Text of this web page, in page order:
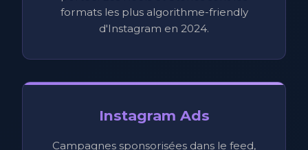
formats les plus algorithme-friendly
d'Instagram en 2024.
Instagram Ads
Campagnes sponsorisées dans le feed,